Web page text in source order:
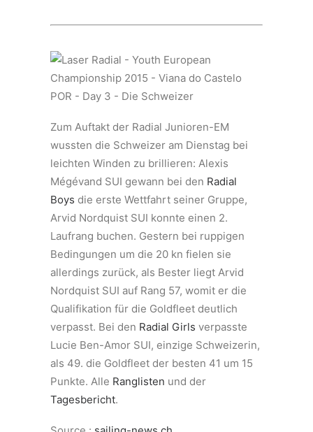
Zum Auftakt der Radial Junioren-EM
wussten die Schweizer am Dienstag bei
leichten Winden zu brillieren: Alexis
Mégévand SUI gewann bei den Radial
Boys die erste Wettfahrt seiner Gruppe,
Arvid Nordquist SUI konnte einen 2.
Laufrang buchen. Gestern bei ruppigen
Bedingungen um die 20 kn fielen sie
allerdings zurück, als Bester liegt Arvid
Nordquist SUI auf Rang 57, womit er die
Qualifikation für die Goldfleet deutlich
verpasst. Bei den Radial Girls verpasste
Lucie Ben-Amor SUI, einzige Schweizerin,
als 49. die Goldfleet der besten 41 um 15
Punkte. Alle Ranglisten und der
Tagesbericht.